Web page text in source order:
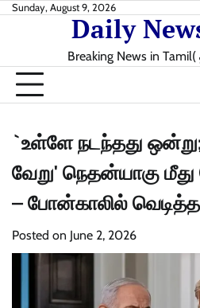
SkipSunday, August 9, 2026
Daily
Breaking News in
`உள்ளே நடந்தது
வேறு' நெதன்யாகு
– போன்காலில்
Posted on June 2, 2026